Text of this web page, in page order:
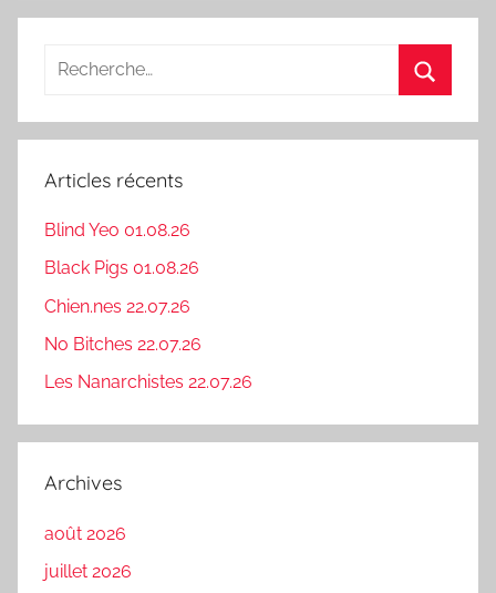
Recherche
:
Articles récents
Blind Yeo 01.08.26
Black Pigs 01.08.26
Chien.nes 22.07.26
No Bitches 22.07.26
Les Nanarchistes 22.07.26
Archives
août 2026
juillet 2026